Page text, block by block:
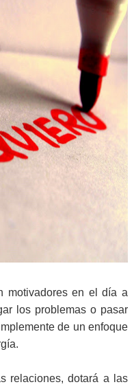
motivadores en el día a
los problemas o pasar
de un enfoque
relaciones, dotará a las